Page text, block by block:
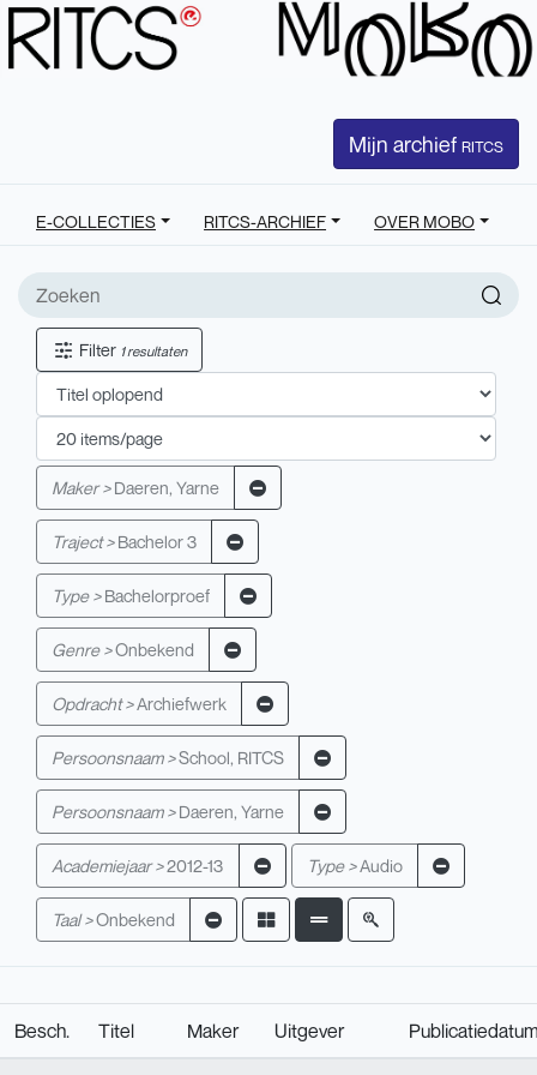
Mijn archief RITCS
E-COLLECTIES RITCS-ARCHIEF OVER MOBO
Filter 1 resultaten
Maker > Daeren, Yarne
Traject > Bachelor 3
Type > Bachelorproef
Genre >Onbekend
Opdracht >Archiefwerk
Persoonsnaam >School, RITCS
Persoonsnaam > Daeren, Yarne
Academiejaar >2012-13 Type >Audio
Taal >Onbekend
Besch. Titel Maker Uitgever